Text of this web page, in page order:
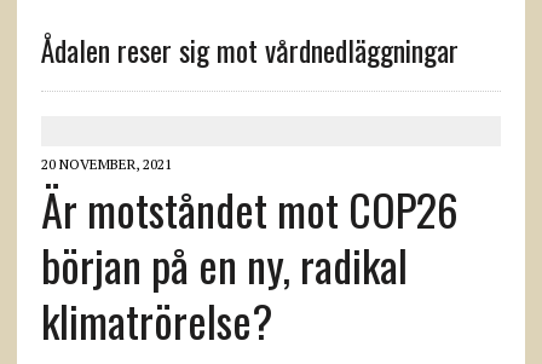
Ådalen reser sig mot vårdnedläggningar
20 NOVEMBER, 2021
Är motståndet mot COP26
början på en ny, radikal
klimatrörelse?